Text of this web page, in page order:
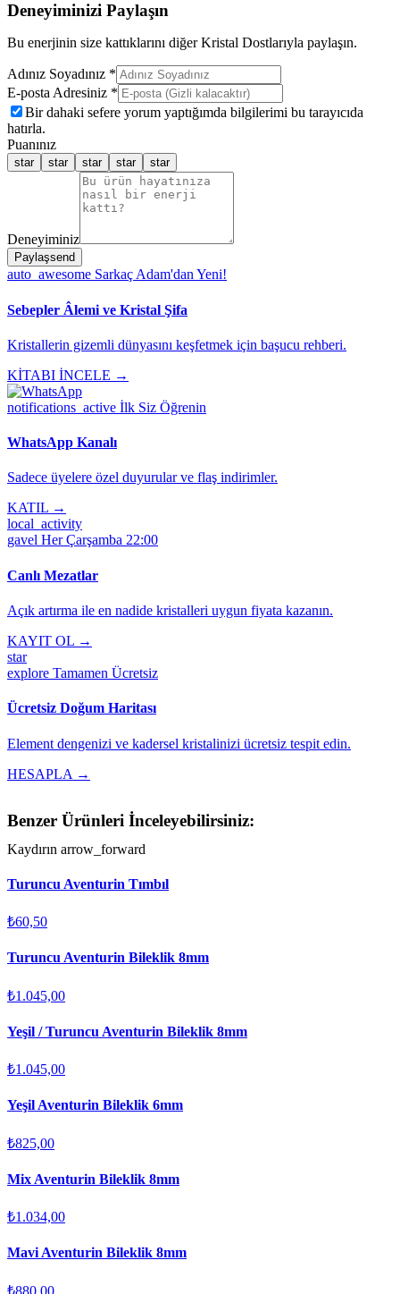
Deneyiminizi Paylaşın
Bu enerjinin size kattıklarını diğer Kristal Dostlarıyla paylaşın.
Adınız Soyadınız *
E-posta Adresiniz *
Bir dahaki sefere yorum yaptığımda bilgilerimi bu tarayıcıda
hatırla.
Puanınız
star star star star star
Deneyiminiz
Paylaşsend
auto_awesome Sarkaç Adam'dan Yeni!
Sebepler Âlemi ve Kristal Şifa
Kristallerin gizemli dünyasını keşfetmek için başucu rehberi.
KİTABI İNCELE →
notifications_active İlk Siz Öğrenin
WhatsApp Kanalı
Sadece üyelere özel duyurular ve flaş indirimler.
KATIL →
local_activity
gavel Her Çarşamba 22:00
Canlı Mezatlar
Açık artırma ile en nadide kristalleri uygun fiyata kazanın.
KAYIT OL →
star
explore Tamamen Ücretsiz
Ücretsiz Doğum Haritası
Element dengenizi ve kadersel kristalinizi ücretsiz tespit edin.
HESAPLA →
Benzer Ürünleri İnceleyebilirsiniz:
Kaydırın arrow_forward
Turuncu Aventurin Tımbıl
₺60,50
Turuncu Aventurin Bileklik 8mm
₺1.045,00
Yeşil / Turuncu Aventurin Bileklik 8mm
₺1.045,00
Yeşil Aventurin Bileklik 6mm
₺825,00
Mix Aventurin Bileklik 8mm
₺1.034,00
Mavi Aventurin Bileklik 8mm
₺880,00